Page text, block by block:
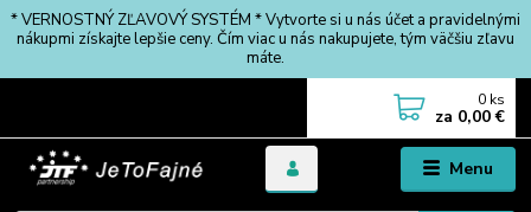
* VERNOSTNÝ ZĽAVOVÝ SYSTÉM * Vytvorte si u nás účet a pravidelnými
nákupmi získajte lepšie ceny. Čím viac u nás nakupujete, tým väčšiu zľavu
máte.
Menu
0 ks
za 0,00 €